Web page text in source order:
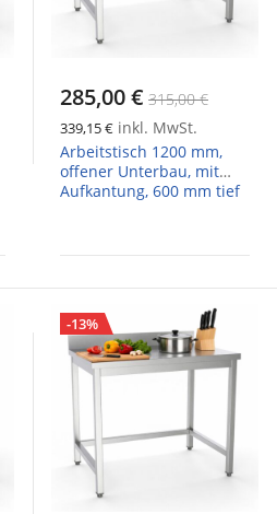
285,00 € 315,00 €
339,15 € inkl. MwSt.
Arbeitstisch 1200 mm,
offener Unterbau, mit
Aufkantung, 600 mm tief
-13%